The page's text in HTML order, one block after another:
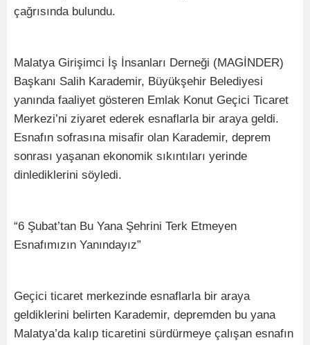
çağrısında bulundu.
Malatya Girişimci İş İnsanları Derneği (MAGİNDER)
Başkanı Salih Karademir, Büyükşehir Belediyesi
yanında faaliyet gösteren Emlak Konut Geçici Ticaret
Merkezi’ni ziyaret ederek esnaflarla bir araya geldi.
Esnafın sofrasına misafir olan Karademir, deprem
sonrası yaşanan ekonomik sıkıntıları yerinde
dinlediklerini söyledi.
“6 Şubat’tan Bu Yana Şehrini Terk Etmeyen
Esnafımızın Yanındayız”
Geçici ticaret merkezinde esnaflarla bir araya
geldiklerini belirten Karademir, depremden bu yana
Malatya’da kalıp ticaretini sürdürmeye çalışan esnafın